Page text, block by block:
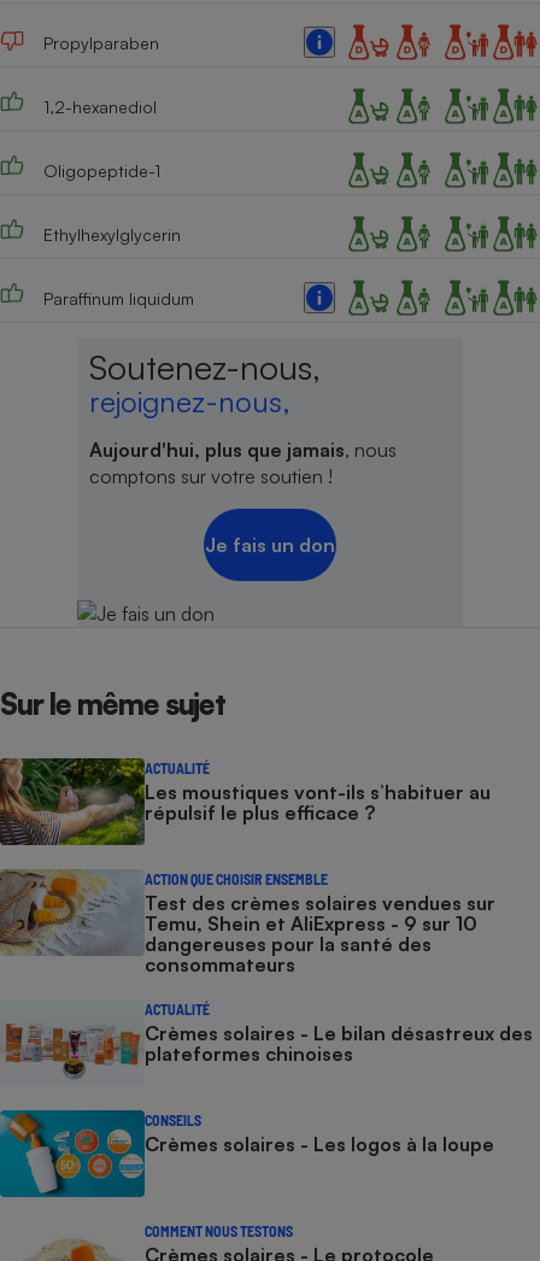
Propylparaben
1,2-hexanediol
Oligopeptide-1
Ethylhexylglycerin
Paraffinum liquidum
Soutenez-nous,
rejoignez-nous,
Aujourd'hui, plus que jamais, nous
comptons sur votre soutien !
Je fais un don
Sur le même sujet
ACTUALITÉ
Les moustiques vont-ils s’habituer au
répulsif le plus efficace ?
ACTION QUE CHOISIR ENSEMBLE
Test des crèmes solaires vendues sur
Temu, Shein et AliExpress - 9 sur 10
dangereuses pour la santé des
consommateurs
ACTUALITÉ
Crèmes solaires - Le bilan désastreux des
plateformes chinoises
CONSEILS
Crèmes solaires - Les logos à la loupe
COMMENT NOUS TESTONS
Crèmes solaires - Le protocole